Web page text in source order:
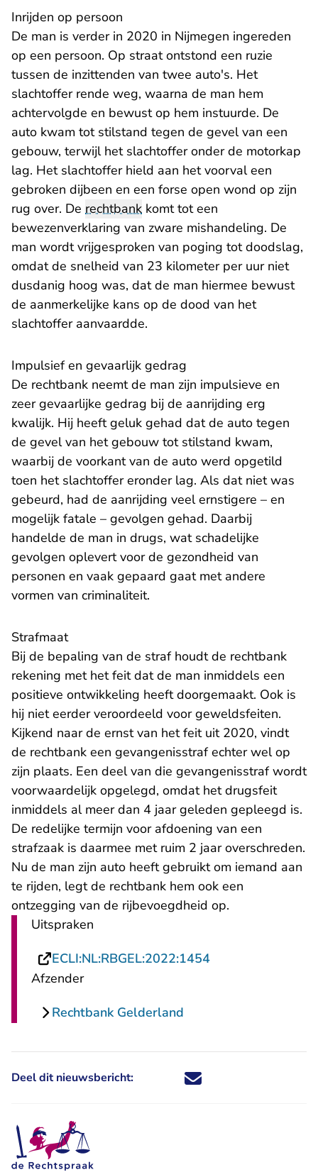
Inrijden op persoon
De man is verder in 2020 in Nijmegen ingereden
op een persoon. Op straat ontstond een ruzie
tussen de inzittenden van twee auto's. Het
slachtoffer rende weg, waarna de man hem
achtervolgde en bewust op hem instuurde. De
auto kwam tot stilstand tegen de gevel van een
gebouw, terwijl het slachtoffer onder de motorkap
lag. Het slachtoffer hield aan het voorval een
gebroken dijbeen en een forse open wond op zijn
rug over. De rechtbank komt tot een
bewezenverklaring van zware mishandeling. De
man wordt vrijgesproken van poging tot doodslag,
omdat de snelheid van 23 kilometer per uur niet
dusdanig hoog was, dat de man hiermee bewust
de aanmerkelijke kans op de dood van het
slachtoffer aanvaardde.
Impulsief en gevaarlijk gedrag
De rechtbank neemt de man zijn impulsieve en
zeer gevaarlijke gedrag bij de aanrijding erg
kwalijk. Hij heeft geluk gehad dat de auto tegen
de gevel van het gebouw tot stilstand kwam,
waarbij de voorkant van de auto werd opgetild
toen het slachtoffer eronder lag. Als dat niet was
gebeurd, had de aanrijding veel ernstigere – en
mogelijk fatale – gevolgen gehad. Daarbij
handelde de man in drugs, wat schadelijke
gevolgen oplevert voor de gezondheid van
personen en vaak gepaard gaat met andere
vormen van criminaliteit.
Strafmaat
Bij de bepaling van de straf houdt de rechtbank
rekening met het feit dat de man inmiddels een
positieve ontwikkeling heeft doorgemaakt. Ook is
hij niet eerder veroordeeld voor geweldsfeiten.
Kijkend naar de ernst van het feit uit 2020, vindt
de rechtbank een gevangenisstraf echter wel op
zijn plaats. Een deel van die gevangenisstraf wordt
voorwaardelijk opgelegd, omdat het drugsfeit
inmiddels al meer dan 4 jaar geleden gepleegd is.
De redelijke termijn voor afdoening van een
strafzaak is daarmee met ruim 2 jaar overschreden.
Nu de man zijn auto heeft gebruikt om iemand aan
te rijden, legt de rechtbank hem ook een
ontzegging van de rijbevoegdheid op.
Uitspraken
ECLI:NL:RBGEL:2022:1454- U verlaat
Afzender
Rechtbank Gelderland
Deel dit nieuwsbericht: Deel dit nieuwsbericht via X -
Deel dit nieuwsbericht via
Deel dit nieuwsbericht
Deel dit